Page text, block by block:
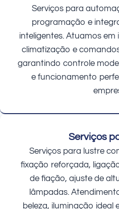
Serviços para
programação e
inteligentes. Atuamos
climatização e
garantindo controle
e funcionamento
Serviços
Serviços para lustre
fixação reforçada,
de fiação, ajuste de
lâmpadas.
beleza, iluminação ideal